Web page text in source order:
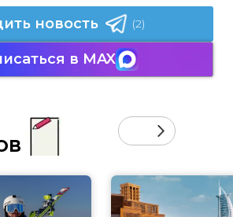
новость (2)
в MAX